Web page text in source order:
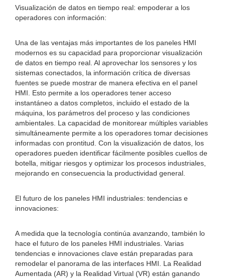
Visualización de datos en tiempo real: empoderar a los
operadores con información:
Una de las ventajas más importantes de los paneles HMI
modernos es su capacidad para proporcionar visualización
de datos en tiempo real. Al aprovechar los sensores y los
sistemas conectados, la información crítica de diversas
fuentes se puede mostrar de manera efectiva en el panel
HMI. Esto permite a los operadores tener acceso
instantáneo a datos completos, incluido el estado de la
máquina, los parámetros del proceso y las condiciones
ambientales. La capacidad de monitorear múltiples variables
simultáneamente permite a los operadores tomar decisiones
informadas con prontitud. Con la visualización de datos, los
operadores pueden identificar fácilmente posibles cuellos de
botella, mitigar riesgos y optimizar los procesos industriales,
mejorando en consecuencia la productividad general.
El futuro de los paneles HMI industriales: tendencias e
innovaciones:
A medida que la tecnología continúa avanzando, también lo
hace el futuro de los paneles HMI industriales. Varias
tendencias e innovaciones clave están preparadas para
remodelar el panorama de las interfaces HMI. La Realidad
Aumentada (AR) y la Realidad Virtual (VR) están ganando